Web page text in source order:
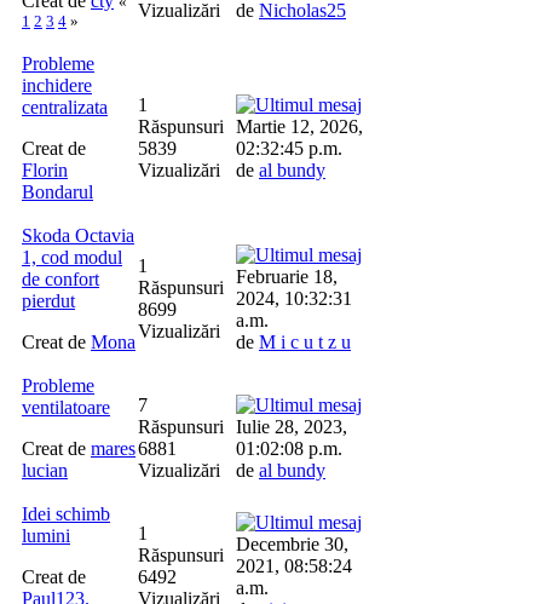
1 2 3 4 »
Vizualizări
de Nicholas25
Probleme
inchidere
centralizata
Creat de
Florin
Bondarul
1
Răspunsuri
5839
Vizualizări
Martie 12, 2026,
02:32:45 p.m.
de al bundy
Skoda Octavia
1, cod modul
de confort
pierdut
Creat de Mona
1
Răspunsuri
8699
Vizualizări
Februarie 18,
2024, 10:32:31
a.m.
de M i c u t z u
Probleme
ventilatoare
Creat de mares
lucian
7
Răspunsuri
6881
Vizualizări
Iulie 28, 2023,
01:02:08 p.m.
de al bundy
Idei schimb
lumini
Creat de
Paul123.
1
Răspunsuri
6492
Vizualizări
Decembrie 30,
2021, 08:58:24
a.m.